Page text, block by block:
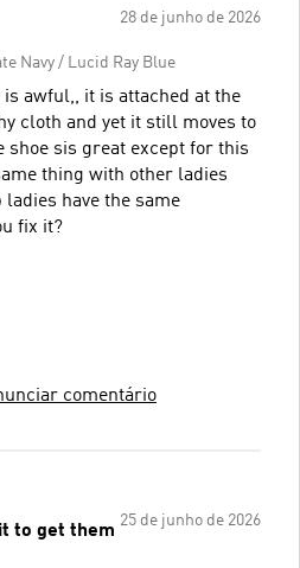
28 de junho de 2026
Navy / Lucid Ray Blue
is awful,, it is attached at the
cloth and yet it still moves to
thing with other ladies
you fix it?
comentário
25 de junho de 2026
to get them